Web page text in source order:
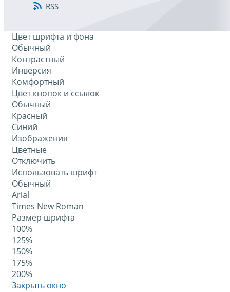
RSS
Цвет шрифта и фона
Обычный
Контрастный
Инверсия
Комфортный
Цвет кнопок и ссылок
Обычный
Красный
Синий
Изображения
Цветные
Отключить
Использовать шрифт
Обычный
Arial
Times New Roman
Размер шрифта
100%
125%
150%
175%
200%
Закрыть окно